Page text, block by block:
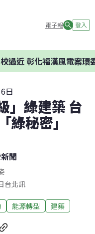
電子報 登入
化福漢風電案環委建議
日
」綠建築 台
綠秘密」
聞
台北訊
能源轉型 建築